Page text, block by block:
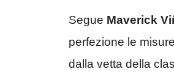
Segue Maverick
perfezione le
dalla vetta della